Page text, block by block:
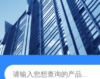
vero细胞vero细胞